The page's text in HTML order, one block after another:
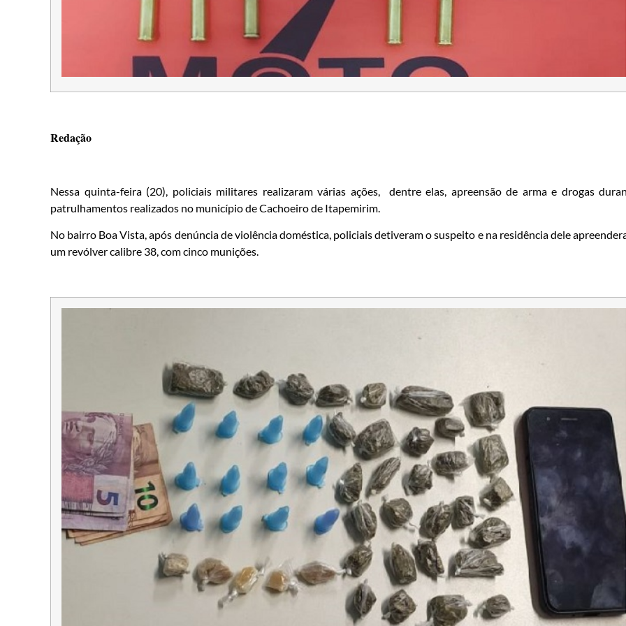
Redação
Nessa quinta-feira (20), policiais militares realizaram várias ações, dentre elas, apreensão de arma e drogas
patrulhamentos realizados no município de Cachoeiro de Itapemirim.
No bairro Boa Vista, após denúncia de violência doméstica, policiais detiveram o suspeito e na residência dele
um revólver calibre 38, com cinco munições.